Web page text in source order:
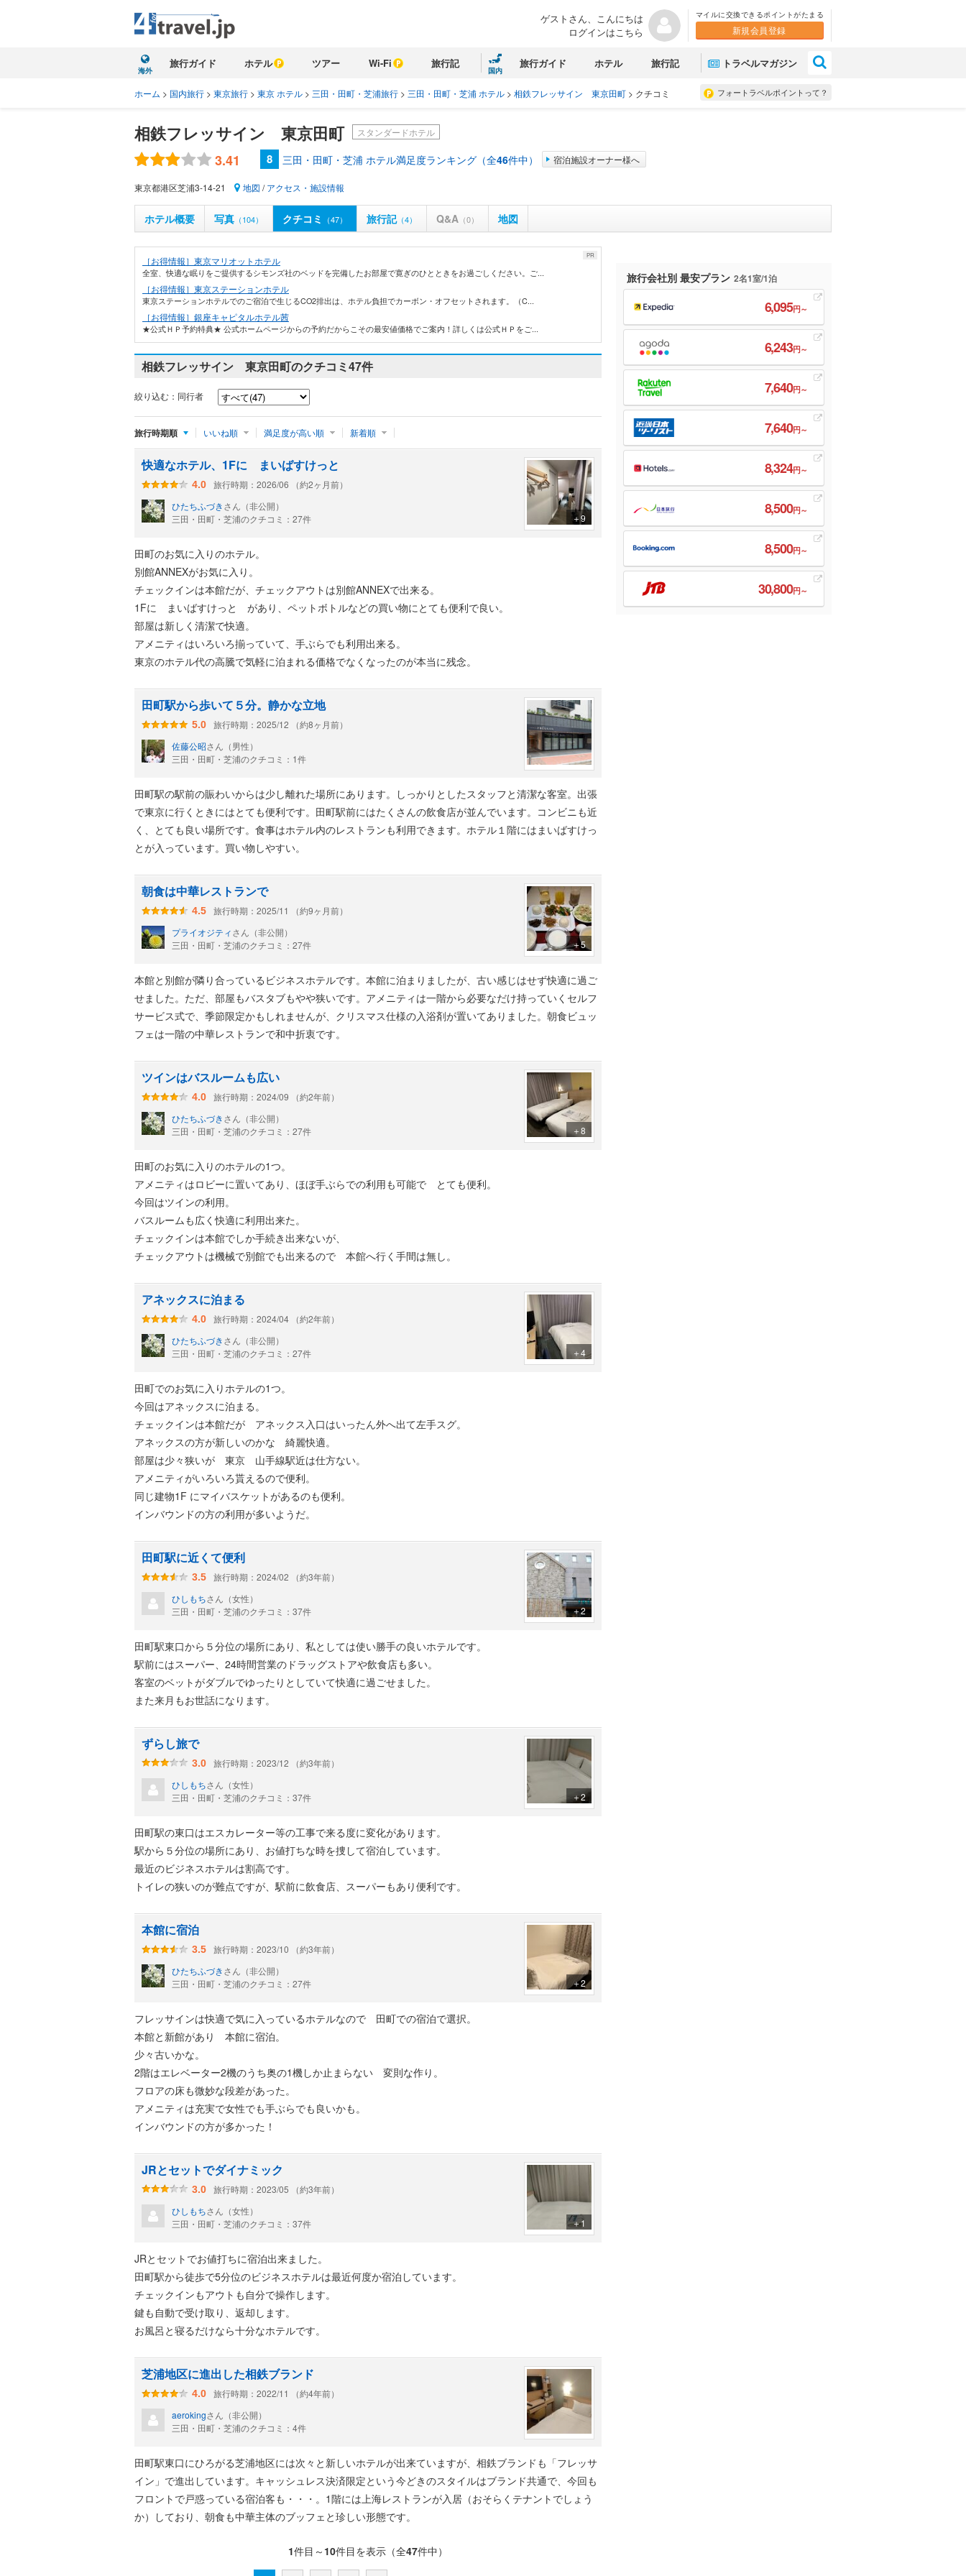
ゲストさん、こんにちは
ログインはこちら
マイルに交換できるポイントがたまる
新規会員登録
海外
旅行ガイド ホテル ツアー Wi-Fi 旅行記
国内
旅行ガイド ホテル 旅行記 トラベルマガジン
フォートラベルポイントって？
ホーム > 国内旅行 > 東京旅行 > 東京 ホテル > 三田・田町・芝浦旅行 > 三田・田町・芝浦 ホテル > 相鉄フレッサイン 東京田町 > クチコミ
相鉄フレッサイン 東京田町 スタンダードホテル
3.41 8 三田・田町・芝浦 ホテル満足度ランキング（全46件中） 宿泊施設オーナー様へ
東京都港区芝浦3-14-21 地図 /アクセス・施設情報
ホテル概要 写真 （104） クチコミ （47） 旅行記（4） Q&A （0） 地図
PR
［お得情報］東京マリオットホテル
全室、快適な眠りをご提供するシモンズ社のベッドを完備したお部屋で寛ぎのひとときをお過ごしください。ご...
［お得情報］東京ステーションホテル
東京ステーションホテルでのご宿泊で生じるCO2排出は、ホテル負担でカーボン・オフセットされます。（C...
［お得情報］銀座キャピタルホテル茜
★公式ＨＰ予約特典★ 公式ホームページからの予約だからこその最安値価格でご案内！詳しくは公式ＨＰをご...
相鉄フレッサイン 東京田町のクチコミ47件
絞り込む：同行者
旅行時期順 いいね順 満足度が高い順 新着順
快適なホテル、1Fに まいばすけっと
4.0
旅行時期：2026/06 （約2ヶ月前）
ひたちふづきさん（非公開）
三田・田町・芝浦のクチコミ：27件
＋9
田町のお気に入りのホテル。
別館ANNEXがお気に入り。
チェックインは本館だが、チェックアウトは別館ANNEXで出来る。
1Fに まいばすけっと があり、ペットボトルなどの買い物にとても便利で良い。
部屋は新しく清潔で快適。
アメニティはいろいろ揃っていて、手ぶらでも利用出来る。
東京のホテル代の高騰で気軽に泊まれる価格でなくなったのが本当に残念。
田町駅から歩いて５分。静かな立地
5.0
旅行時期：2025/12 （約8ヶ月前）
佐藤公昭さん（男性）
三田・田町・芝浦のクチコミ：1件
田町駅の駅前の賑わいからは少し離れた場所にあります。しっかりとしたスタッフと清潔な客室。出張
で東京に行くときにはとても便利です。田町駅前にはたくさんの飲食店が並んでいます。コンビニも近
く、とても良い場所です。食事はホテル内のレストランも利用できます。ホテル１階にはまいばすけっ
とが入っています。買い物しやすい。
朝食は中華レストランで
4.5
旅行時期：2025/11 （約9ヶ月前）
プライオジティさん（非公開）
三田・田町・芝浦のクチコミ：27件
＋5
本館と別館が隣り合っているビジネスホテルです。本館に泊まりましたが、古い感じはせず快適に過ご
せました。ただ、部屋もバスタブもやや狭いです。アメニティは一階から必要なだけ持っていくセルフ
サービス式で、季節限定かもしれませんが、クリスマス仕様の入浴剤が置いてありました。朝食ビュッ
フェは一階の中華レストランで和中折衷です。
ツインはバスルームも広い
4.0
旅行時期：2024/09 （約2年前）
ひたちふづきさん（非公開）
三田・田町・芝浦のクチコミ：27件
＋8
田町のお気に入りのホテルの1つ。
アメニティはロビーに置いてあり、ほぼ手ぶらでの利用も可能で とても便利。
今回はツインの利用。
バスルームも広く快適に利用出来た。
チェックインは本館でしか手続き出来ないが、
チェックアウトは機械で別館でも出来るので 本館へ行く手間は無し。
アネックスに泊まる
4.0
旅行時期：2024/04 （約2年前）
ひたちふづきさん（非公開）
三田・田町・芝浦のクチコミ：27件
＋4
田町でのお気に入りホテルの1つ。
今回はアネックスに泊まる。
チェックインは本館だが アネックス入口はいったん外へ出て左手スグ。
アネックスの方が新しいのかな 綺麗快適。
部屋は少々狭いが 東京 山手線駅近は仕方ない。
アメニティがいろいろ貰えるので便利。
同じ建物1F にマイバスケットがあるのも便利。
インバウンドの方の利用が多いようだ。
田町駅に近くて便利
3.5
旅行時期：2024/02 （約3年前）
ひしもちさん（女性）
三田・田町・芝浦のクチコミ：37件
＋2
田町駅東口から５分位の場所にあり、私としては使い勝手の良いホテルです。
駅前にはスーパー、24時間営業のドラッグストアや飲食店も多い。
客室のベットがダブルでゆったりとしていて快適に過ごせました。
また来月もお世話になります。
ずらし旅で
3.0
旅行時期：2023/12 （約3年前）
ひしもちさん（女性）
三田・田町・芝浦のクチコミ：37件
＋2
田町駅の東口はエスカレーター等の工事で来る度に変化があります。
駅から５分位の場所にあり、お値打ちな時を捜して宿泊しています。
最近のビジネスホテルは割高です。
トイレの狭いのが難点ですが、駅前に飲食店、スーパーもあり便利です。
本館に宿泊
3.5
旅行時期：2023/10 （約3年前）
ひたちふづきさん（非公開）
三田・田町・芝浦のクチコミ：27件
＋2
フレッサインは快適で気に入っているホテルなので 田町での宿泊で選択。
本館と新館があり 本館に宿泊。
少々古いかな。
2階はエレベーター2機のうち奥の1機しか止まらない 変則な作り。
フロアの床も微妙な段差があった。
アメニティは充実で女性でも手ぶらでも良いかも。
インバウンドの方が多かった！
JRとセットでダイナミック
3.0
旅行時期：2023/05 （約3年前）
ひしもちさん（女性）
三田・田町・芝浦のクチコミ：37件
＋1
JRとセットでお値打ちに宿泊出来ました。
田町駅から徒歩で5分位のビジネスホテルは最近何度か宿泊しています。
チェックインもアウトも自分で操作します。
鍵も自動で受け取り、返却します。
お風呂と寝るだけなら十分なホテルです。
芝浦地区に進出した相鉄ブランド
4.0
旅行時期：2022/11 （約4年前）
aerokingさん（非公開）
三田・田町・芝浦のクチコミ：4件
田町駅東口にひろがる芝浦地区には次々と新しいホテルが出来ていますが、相鉄ブランドも「フレッサ
イン」で進出しています。キャッシュレス決済限定という今どきのスタイルはブランド共通で、今回も
フロントで戸惑っている宿泊客も・・・。1階には上海レストランが入居（おそらくテナントでしょう
か）しており、朝食も中華主体のブッフェと珍しい形態です。
1件目～ 10件目を表示（全47件中）
旅行会社別 最安プラン 2名1室/1泊
6,095円～
6,243円～
7,640円～
7,640円～
8,324円～
8,500円～
8,500円～
30,800円～